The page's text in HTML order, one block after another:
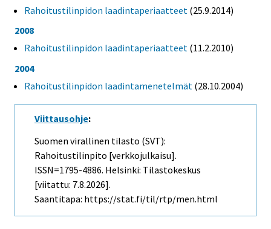
Rahoitustilinpidon laadintaperiaatteet (25.9.2014)
2008
Rahoitustilinpidon laadintaperiaatteet (11.2.2010)
2004
Rahoitustilinpidon laadintamenetelmät (28.10.2004)
Viittausohje:
Suomen virallinen tilasto (SVT):
Rahoitustilinpito [verkkojulkaisu].
ISSN=1795-4886. Helsinki: Tilastokeskus
[viitattu: 7.8.2026].
Saantitapa: https://stat.fi/til/rtp/men.html